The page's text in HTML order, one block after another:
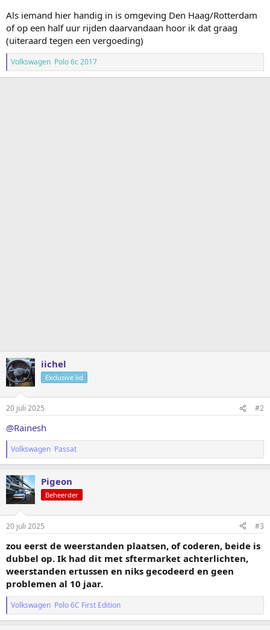
Als iemand hier handig in is omgeving Den Haag/Rotterdam
of op een half uur rijden daarvandaan hoor ik dat graag
(uiteraard tegen een vergoeding)
Volkswagen Polo 6c 2017
iichel
Exclusive lid
20 juli 2025 #2
@Rainesh
Volkswagen Passat
Pigeon
Beheerder
20 juli 2025 #3
zou eerst de weerstanden plaatsen, of coderen, beide is
dubbel op. Ik had dit met sftermarket achterlichten,
weerstanden ertussen en niks gecodeerd en geen
problemen al 10 jaar.
Volkswagen Polo 6C First Edition